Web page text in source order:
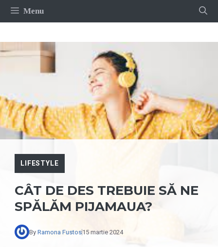
Sari
Menu
LIFESTYLE
CÂT DE DES TREBUIE SĂ NE
SPĂLĂM PIJAMAUA?
By Ramona Fustos15 martie 2024